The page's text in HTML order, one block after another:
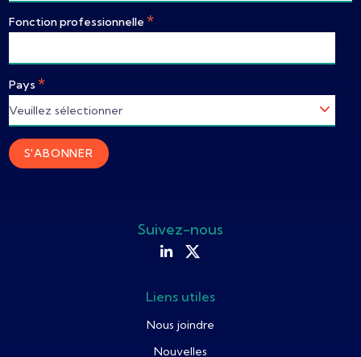
Fonction professionnelle *
Pays *
Suivez-nous
Liens utiles
Nous joindre
Nouvelles